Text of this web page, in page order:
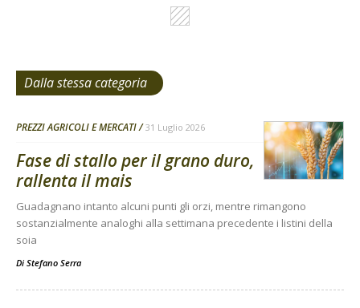
Dalla stessa categoria
PREZZI AGRICOLI E MERCATI 31 Luglio 2026
Fase di stallo per il grano duro,
rallenta il mais
Guadagnano intanto alcuni punti gli orzi, mentre rimangono
sostanzialmente analoghi alla settimana precedente i listini della
soia
Di Stefano Serra